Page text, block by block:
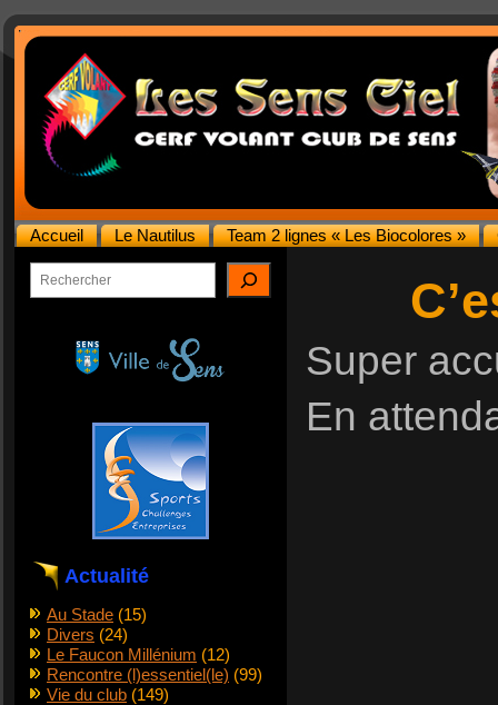
Accueil Le Nautilus Team 2 lignes « Les Biocolores »
Rechercher
Actualité
Au Stade (15)
Divers (24)
Le Faucon Millénium (12)
Rencontre (l)essentiel(le) (99)
Vie du club (149)
Super
En